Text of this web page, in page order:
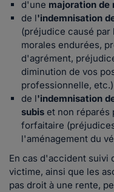
d'une majoration de
de l'indemnisation
(préjudice causé
morales endurées,
d'agrément,
diminution de vos
professionnelle, etc.)
de l'indemnisation
subis et non réparés
forfaitaire
l'aménagement du
En cas d'accident suivi
victime, ainsi que les
pas droit à une rente,